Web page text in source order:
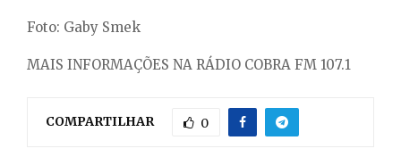
Foto: Gaby Smek
MAIS INFORMAÇÕES NA RÁDIO COBRA FM 107.1
COMPARTILHAR 0